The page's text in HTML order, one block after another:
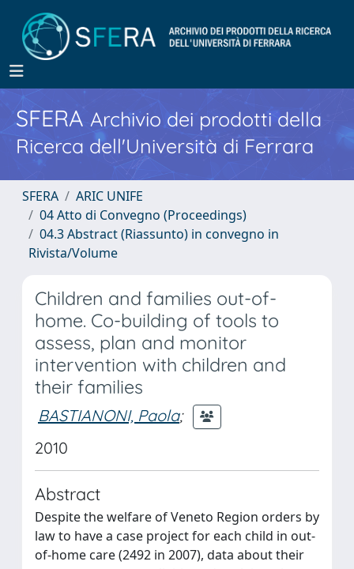
SFERA Archivio dei prodotti della
Ricerca dell'Università di Ferrara
SFERA
ARIC UNIFE
04 Atto di Convegno (Proceedings)
04.3 Abstract (Riassunto) in convegno in
Rivista/Volume
Children and families out-of-
home. Co-building of tools to
assess, plan and monitor
intervention with children and
their families
BASTIANONI, Paola;
2010
Abstract
Despite the welfare of Veneto Region orders by
law to have a case project for each child in out-
of-home care (2492 in 2007), data about their